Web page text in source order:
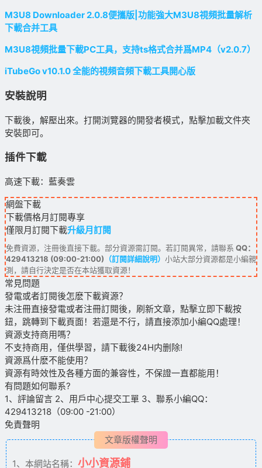
M3U8 Downloader 2.0.8便攜版|功能強大M3U8視頻批量解析
下載合并工具
M3U8視頻批量下載PC工具，支持ts格式合并爲MP4（v2.0.7）
iTubeGo v10.1.0 全能的視頻音頻下載工具開心版
安裝說明
下載後，解壓出來。打開浏覽器的開發者模式，點擊加載文件夾
安裝即可。
插件下載
高速下載：藍奏雲
網盤下載
下載價格月訂閱專享
僅限月訂閱下載升級月訂閱
免費資源，注冊後直接下載。部分資源需訂閱。若訂閱異常，請聯系 QQ：
429413218 (09:00-21:00) （訂閱詳細說明） 小站大部分資源都是小編親
測，請自行決定是否在本站獲取資源！
常見問題
發電或者訂閱後怎麽下載資源？
未注冊直接發電或者注冊訂閱後，刷新文章，點擊立即下載按
鈕，跳轉到下載頁面！若還是不行，請直接添加小編QQ處理！
資源支持商用嗎？
不支持商用，僅供學習，請下載後24H内删除!
資源爲什麽不能使用？
資源有時效性及各種方面的兼容性，不保證一直都能用！
有問題如何聯系?
1、評論留言 2、用戶中心提交工單 3、聯系小編QQ：
429413218（09:00 -21:00）
免責聲明
文章版權聲明
1、本網站名稱： 小小資源鋪